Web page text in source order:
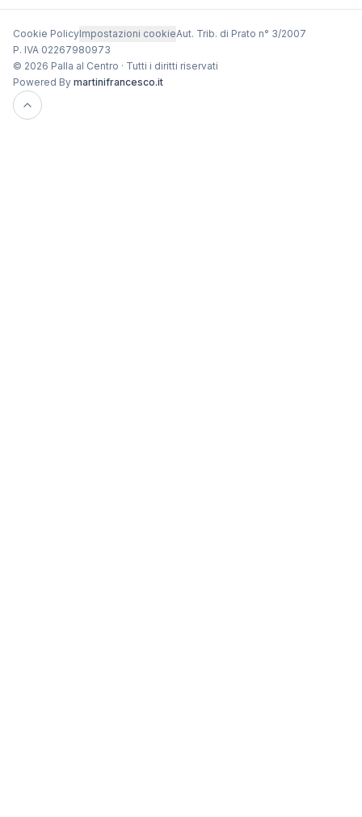
Cookie PolicyImpostazioni cookieAut. Trib. di Prato n° 3/2007
P. IVA 02267980973
© 2026 Palla al Centro · Tutti i diritti riservati
Powered By martinifrancesco.it